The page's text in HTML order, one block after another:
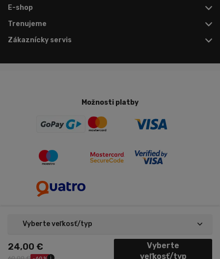
24,00 €
Vyberte veľkosť/typ
Vyberte
veľkosť/typ
E-shop
Trenujeme
Zákaznícky servis
Možnosti platby
Nastavenie cookies
Copyright © 2026 Trenujeme.sk